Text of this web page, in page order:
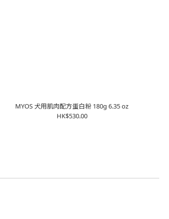
MYOS 犬用肌肉配方蛋白粉 180g 6.35 oz
HK$530.00